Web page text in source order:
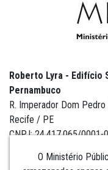
O Ministério
Roberto Lyra - Edifício
Pernambuco
R. Imperador Dom
Recife / PE
CNPJ: 24.417.065/